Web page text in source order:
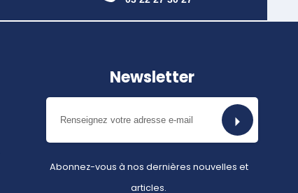
Newsletter
Abonnez-vous à nos dernières nouvelles et
articles.